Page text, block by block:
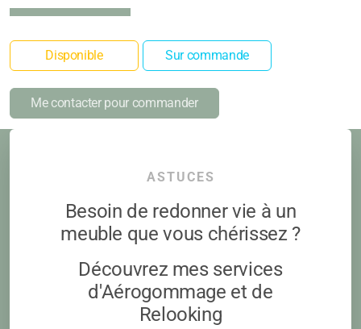
Disponible Sur commande
Me contacter pour commander
ASTUCES
Besoin de redonner vie à un
meuble que vous chérissez ?
Découvrez mes services
d'Aérogommage et de
Relooking